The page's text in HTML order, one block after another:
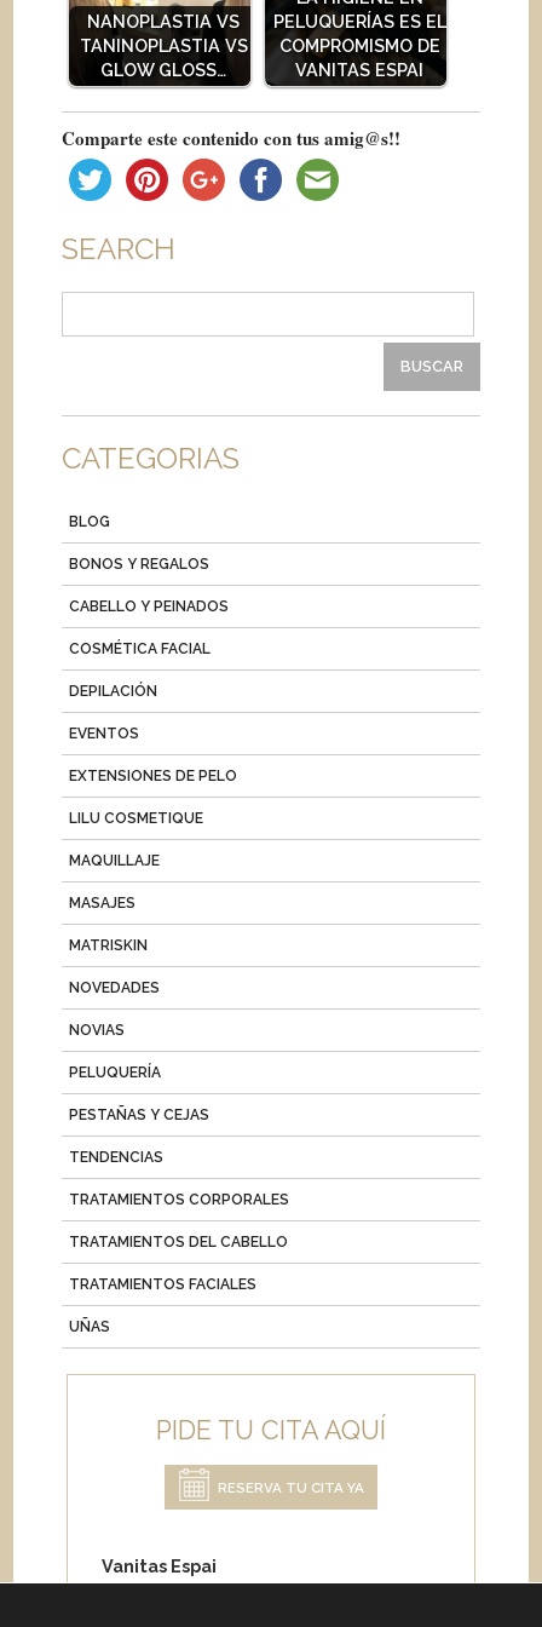
NANOPLASTIA VS
TANINOPLASTIA VS
GLOW GLOSS…
PELUQUERÍAS ES EL
COMPROMISMO DE
VANITAS ESPAI
Comparte este contenido con tus amig@s!!
SEARCH
CATEGORIAS
BLOG
BONOS Y REGALOS
CABELLO Y PEINADOS
COSMÉTICA FACIAL
DEPILACIÓN
EVENTOS
EXTENSIONES DE PELO
LILU COSMETIQUE
MAQUILLAJE
MASAJES
MATRISKIN
NOVEDADES
NOVIAS
PELUQUERÍA
PESTAÑAS Y CEJAS
TENDENCIAS
TRATAMIENTOS CORPORALES
TRATAMIENTOS DEL CABELLO
TRATAMIENTOS FACIALES
UÑAS
PIDE TU CITA AQUÍ
RESERVA TU CITA YA
Vanitas Espai
Carrer de Paris 204